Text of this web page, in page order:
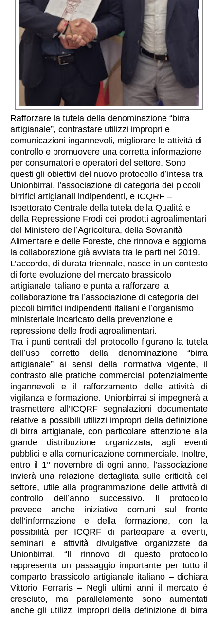
Rafforzare la tutela della denominazione “birra
artigianale”, contrastare utilizzi impropri e
comunicazioni ingannevoli, migliorare le attività di
controllo e promuovere una corretta informazione
per consumatori e operatori del settore. Sono
questi gli obiettivi del nuovo protocollo d’intesa tra
Unionbirrai, l’associazione di categoria dei piccoli
birrifici artigianali indipendenti, e ICQRF –
Ispettorato Centrale della tutela della Qualità e
della Repressione Frodi dei prodotti agroalimentari
del Ministero dell’Agricoltura, della Sovranità
Alimentare e delle Foreste, che rinnova e aggiorna
la collaborazione già avviata tra le parti nel 2019.
L’accordo, di durata triennale, nasce in un contesto
di forte evoluzione del mercato brassicolo
artigianale italiano e punta a rafforzare la
collaborazione tra l’associazione di categoria dei
piccoli birrifici indipendenti italiani e l’organismo
ministeriale incaricato della prevenzione e
repressione delle frodi agroalimentari.
Tra i punti centrali del protocollo figurano la tutela
dell’uso corretto della denominazione “birra
artigianale” ai sensi della normativa vigente, il
contrasto alle pratiche commerciali potenzialmente
ingannevoli e il rafforzamento delle attività di
vigilanza e formazione. Unionbirrai si impegnerà a
trasmettere all’ICQRF segnalazioni documentate
relative a possibili utilizzi impropri della definizione
di birra artigianale, con particolare attenzione alla
grande distribuzione organizzata, agli eventi
pubblici e alla comunicazione commerciale. Inoltre,
entro il 1° novembre di ogni anno, l’associazione
invierà una relazione dettagliata sulle criticità del
settore, utile alla programmazione delle attività di
controllo dell’anno successivo. Il protocollo
prevede anche iniziative comuni sul fronte
dell’informazione e della formazione, con la
possibilità per ICQRF di partecipare a eventi,
seminari e attività divulgative organizzate da
Unionbirrai. “Il rinnovo di questo protocollo
rappresenta un passaggio importante per tutto il
comparto brassicolo artigianale italiano – dichiara
Vittorio Ferraris – Negli ultimi anni il mercato è
cresciuto, ma parallelamente sono aumentati
anche gli utilizzi impropri della definizione di birra